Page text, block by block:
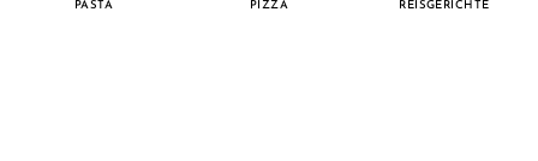
PASTA PIZZA REISGERICHTE